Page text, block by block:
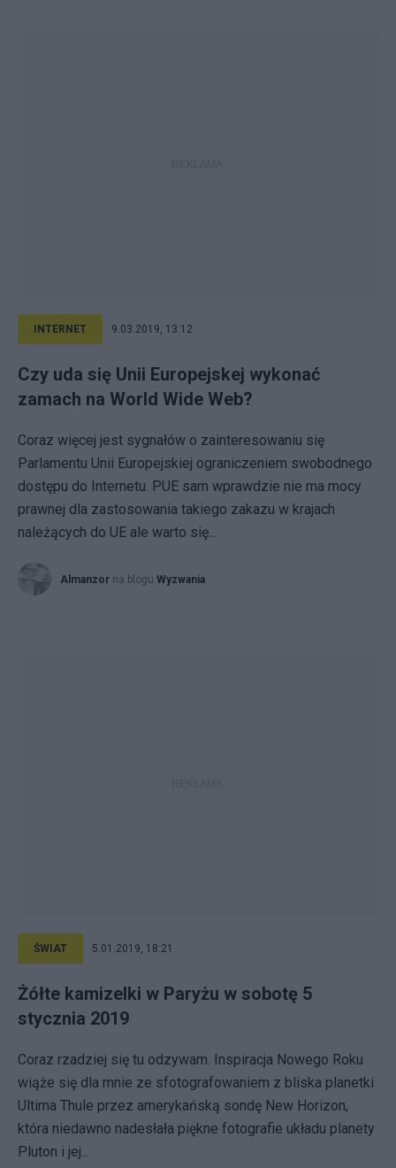
INTERNET 9.03.2019, 13:12
Czy uda się Unii Europejskej wykonać
zamach na World Wide Web?
Coraz więcej jest sygnałów o zainteresowaniu się
Parlamentu Unii Europejskiej ograniczeniem swobodnego
dostępu do Internetu. PUE sam wprawdzie nie ma mocy
prawnej dla zastosowania takiego zakazu w krajach
należących do UE ale warto się...
Almanzor na blogu Wyzwania
ŚWIAT 5.01.2019, 18:21
Żółte kamizelki w Paryżu w sobotę 5
stycznia 2019
Coraz rzadziej się tu odzywam. Inspiracja Nowego Roku
wiąże się dla mnie ze sfotografowaniem z bliska planetki
Ultima Thule przez amerykańską sondę New Horizon,
która niedawno nadesłała piękne fotografie układu planety
Pluton i jej...